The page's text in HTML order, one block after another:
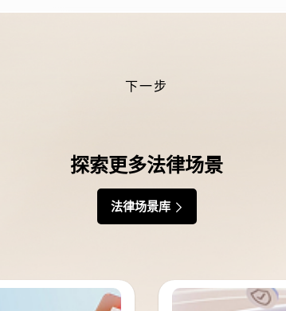
下一步
探索更多法律场景
法律场景库